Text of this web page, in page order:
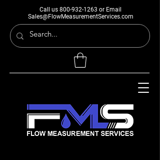
Call us 800-932-1263 or Email
Sales@FlowMeasurementServices.com